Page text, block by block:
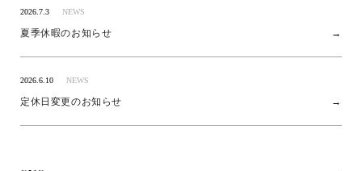
2026.7.3 NEWS
夏季休暇のお知らせ
2026.6.10 NEWS
定休日変更のお知らせ